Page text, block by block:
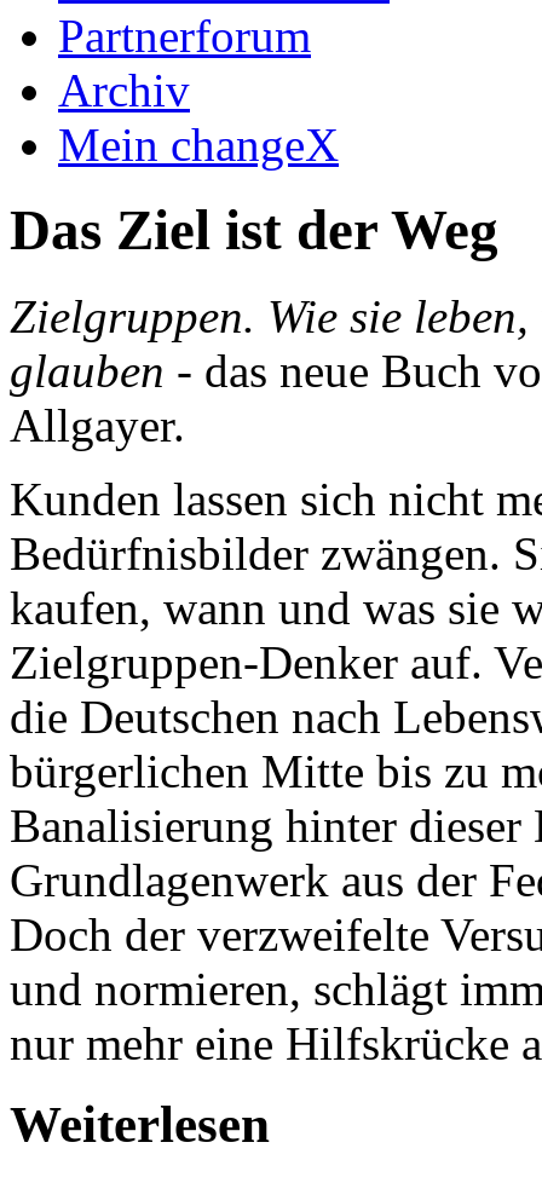
Partnerforum
Archiv
Mein changeX
Das Ziel ist der Weg
Zielgruppen. Wie sie
glauben - das neue Buch
Allgayer.
Kunden lassen sich nicht
Bedürfnisbilder zwängen.
kaufen, wann und was sie
Zielgruppen-Denker auf.
die Deutschen nach
bürgerlichen Mitte bis zu
Banalisierung hinter dieser
Grundlagenwerk aus der
Doch der verzweifelte
und normieren, schlägt
nur mehr eine Hilfskrücke
Weiterlesen